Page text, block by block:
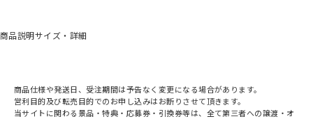
商品説明サイズ・詳細
商品仕様や発送日、受注期間は予告なく変更になる場合があります。
営利目的及び転売目的でのお申し込みはお断りさせて頂きます。
当サイトに関わる景品・特典・応募券・引換券等は、全て第三者への譲渡・オ